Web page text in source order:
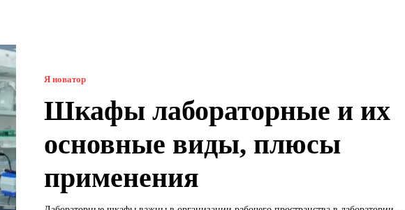
Я новатор
Шкафы лабораторные и их
основные виды, плюсы
применения